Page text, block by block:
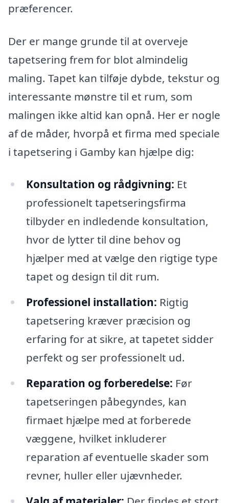
præferencer.
Der er mange grunde til at overveje
tapetsering frem for blot almindelig
maling. Tapet kan tilføje dybde, tekstur og
interessante mønstre til et rum, som
malingen ikke altid kan opnå. Her er nogle
af de måder, hvorpå et firma med speciale
i tapetsering i Gamby kan hjælpe dig:
Konsultation og rådgivning: Et
professionelt tapetseringsfirma
tilbyder en indledende konsultation,
hvor de lytter til dine behov og
hjælper med at vælge den rigtige type
tapet og design til dit rum.
Professionel installation: Rigtig
tapetsering kræver præcision og
erfaring for at sikre, at tapetet sidder
perfekt og ser professionelt ud.
Reparation og forberedelse: Før
tapetseringen påbegyndes, kan
firmaet hjælpe med at forberede
væggene, hvilket inkluderer
reparation af eventuelle skader som
revner, huller eller ujævnheder.